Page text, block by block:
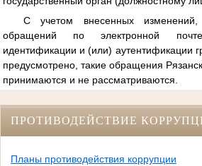
С учетом внесенных изменений,
обращений по электронной
идентификации и (или) аутентификации
предусмотрено, такие обращения
принимаются и не рассматриваются.
ПРОТИВОДЕЙСТВИЕ
Планы противодействия коррупции